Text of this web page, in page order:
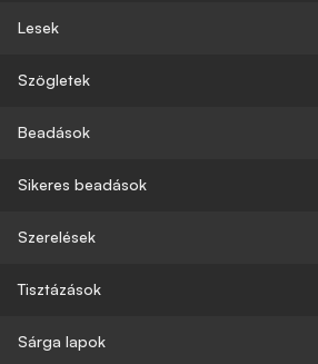
Lesek
Szögletek
Beadások
Sikeres beadások
Szerelések
Tisztázások
Sárga lapok